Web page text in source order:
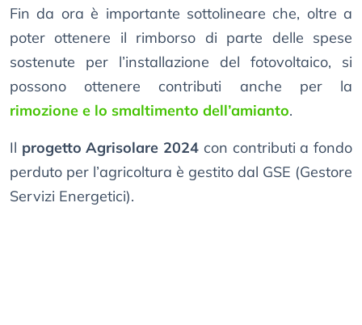
Fin da ora è importante sottolineare che, oltre a
poter ottenere il rimborso di parte delle spese
sostenute per l’installazione del fotovoltaico, si
possono ottenere contributi anche per la
rimozione e lo smaltimento dell’amianto.
Il progetto Agrisolare 2024 con contributi a fondo
perduto per l’agricoltura è gestito dal GSE (Gestore
Servizi Energetici).